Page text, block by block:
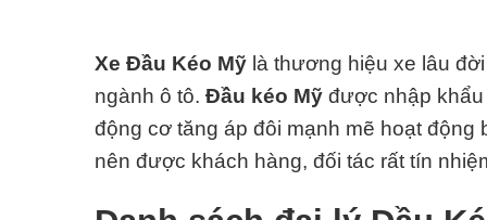
Xe Đầu Kéo Mỹ là thương hiệu xe lâu
ngành ô tô. Đầu kéo Mỹ được nhập khẩu
động cơ tăng áp đôi mạnh mẽ hoạt động
nên được khách hàng, đối tác rất tín